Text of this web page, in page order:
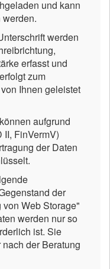
und kann
werden
erfasst und
zum
Ihnen geleistet
aufgrund
FinVermV)
der Daten
der
Web Storage"
werden nur so
ist. Sie
der Beratung